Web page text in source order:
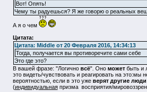
Вот! Опять!
Чему ты радуешься? Я же говорю о реальных
А я о чем
Цитата:
Цитата: Middle от 20 Февраля 2016, 14:34:13
Тогда, получается вы противоречите сами себе
Это где это?
В вашей фразе: "Логично всё". Оно можетбыть и
это видеть/чувствовать и реагировать на
вероятностью, если в это уже верят другие люди
(индивидуальнаяпризма восприятия/